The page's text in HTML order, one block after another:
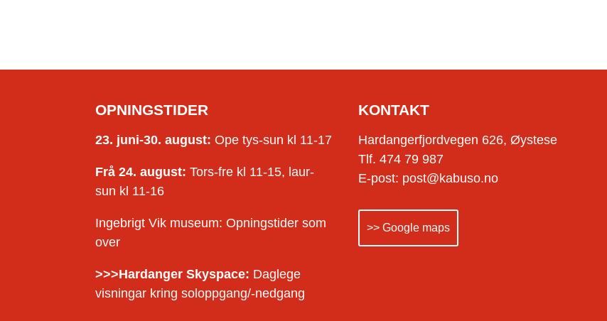
OPNINGSTIDER
23. juni-30. august: Ope tys-sun kl 11-17
Frå 24. august: Tors-fre kl 11-15, laur-
sun kl 11-16
Ingebrigt Vik museum: Opningstider som
over
>>>Hardanger Skyspace: Daglege
visningar kring soloppgang/-nedgang
KONTAKT
Hardangerfjordvegen 626, Øystese
Tlf. 474 79 987
E-post: post@kabuso.no
>> Google maps